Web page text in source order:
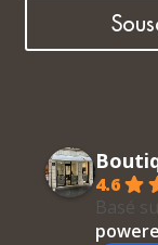
4.6
Basé